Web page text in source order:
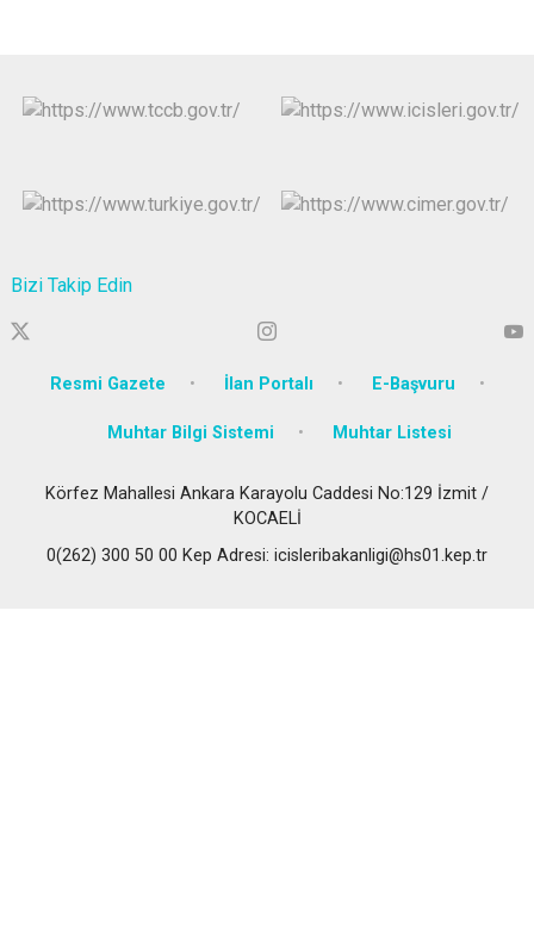
Bizi Takip Edin
Resmi Gazete İlan Portalı E-Başvuru
Muhtar Bilgi Sistemi Muhtar Listesi
Körfez Mahallesi Ankara Karayolu Caddesi No:129 İzmit /
KOCAELİ
0(262) 300 50 00 Kep Adresi: icisleribakanligi@hs01.kep.tr